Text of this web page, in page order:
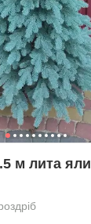
м лита